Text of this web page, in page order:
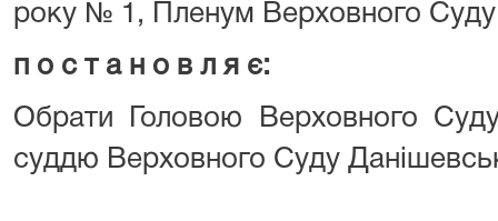
року № 1, Пленум Верховного Суду
п о с т а н о в л я є:
Обрати Головою Верховного
суддю Верховного Суду